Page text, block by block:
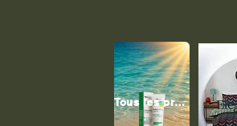
Tous les produits